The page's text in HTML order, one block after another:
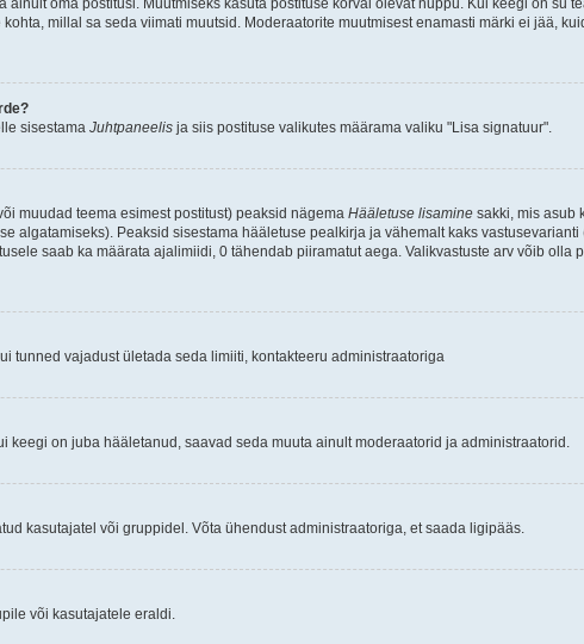
ainult oma postitusi. Muutmiseks kasuta postituse kõrval olevat nuppu. Kui keegi on su
millal sa seda viimati muutsid. Moderaatorite muutmisest enamasti märki ei jää,
sisestama Juhtpaneelis ja siis postituse valikutes määrama valiku "Lisa signatuur".
muudad teema esimest postitust) peaksid nägema Hääletuse lisamine sakki, mis asub
algatamiseks). Peaksid sisestama hääletuse pealkirja ja vähemalt kaks vastusevarianti
saab ka määrata ajalimiidi, 0 tähendab piiramatut aega. Valikvastuste arv võib olla
tunned vajadust ületada seda limiiti, kontakteeru administraatoriga
keegi on juba hääletanud, saavad seda muuta ainult moderaatorid ja administraatorid.
kasutajatel või gruppidel. Võta ühendust administraatoriga, et saada ligipääs.
või kasutajatele eraldi.